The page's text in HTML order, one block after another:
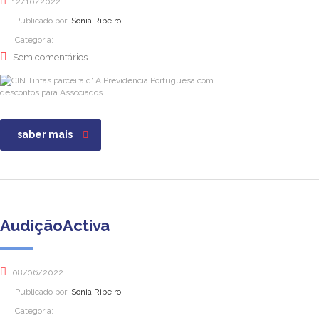
Publicado por: Sonia Ribeiro
Categoria:
Sem comentários
saber mais
AudiçãoActiva
08/06/2022
Publicado por: Sonia Ribeiro
Categoria: